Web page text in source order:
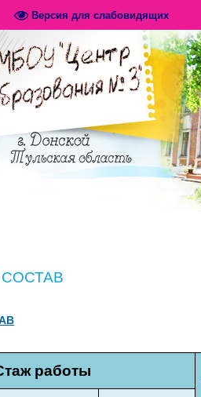
Версия для слабовидящих
работы